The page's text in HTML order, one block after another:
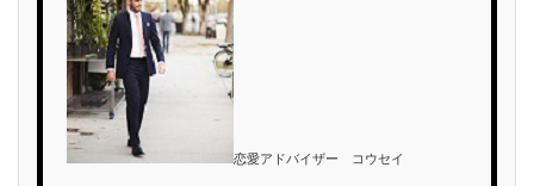
恋愛アドバイザー コウセイ